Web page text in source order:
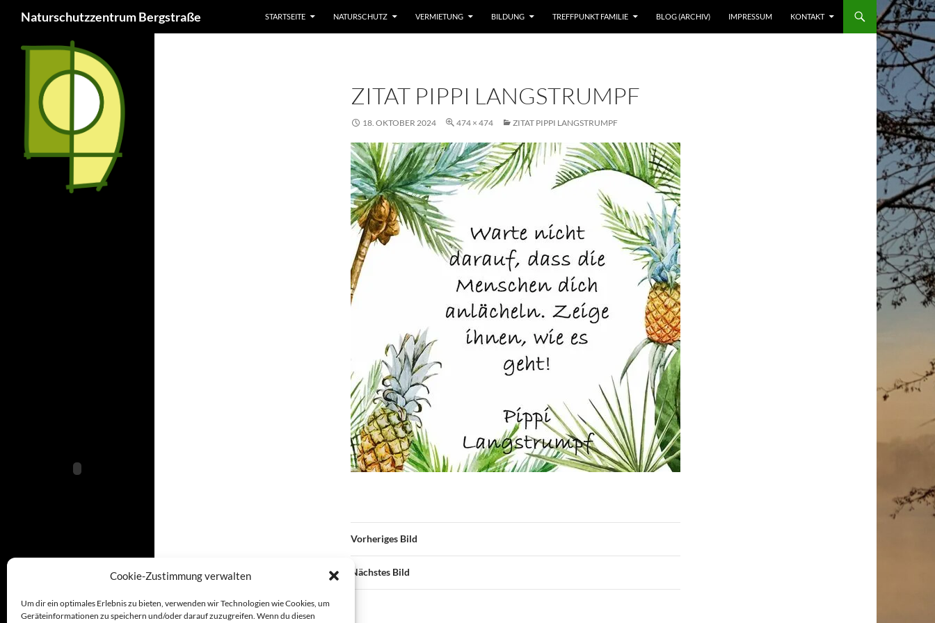
Cookie-Zustimmung verwalten
Um dir ein optimales Erlebnis zu bieten, verwenden wir Technologien wie Cookies, um
Geräteinformationen zu speichern und/oder darauf zuzugreifen. Wenn du diesen
Naturschutzzentrum Bergstraße
STARTSEITE
NATURSCHUTZ VERMIETUNG BILDUNG TREFFPUNKT FAMILIE BLOG (ARCHIV) IMPRESSUM KONTAKT
ZITAT PIPPI LANGSTRUMPF
18. OKTOBER 2024 474 × 474 ZITAT PIPPI LANGSTRUMPF
Vorheriges Bild
Nächstes Bild